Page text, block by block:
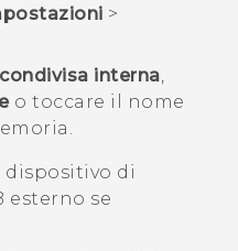
>
interna,
o toccare il nome
di
esterno se